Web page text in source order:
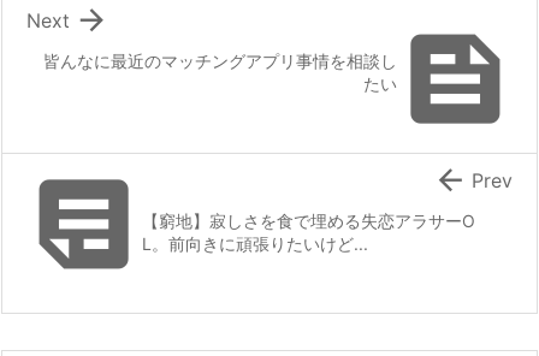

皆んなに最近のマッチングアプリ事情を相談し
たい

Next
 【窮地】寂しさを食で埋める失恋アラサーO
L。前向きに頑張りたいけど...
 Prev